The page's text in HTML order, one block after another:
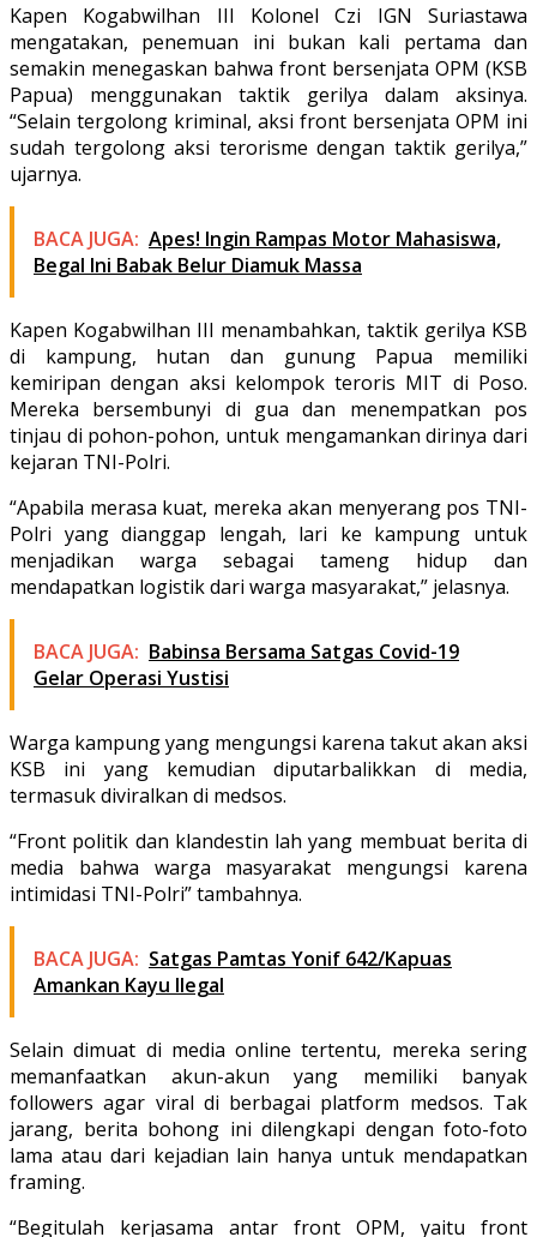
Kapen Kogabwilhan III Kolonel Czi IGN Suriastawa
mengatakan, penemuan ini bukan kali pertama dan
semakin menegaskan bahwa front bersenjata OPM (KSB
Papua) menggunakan taktik gerilya dalam aksinya.
“Selain tergolong kriminal, aksi front bersenjata OPM ini
sudah tergolong aksi terorisme dengan taktik gerilya,”
ujarnya.
BACA JUGA: Apes! Ingin Rampas Motor Mahasiswa,
Begal Ini Babak Belur Diamuk Massa
Kapen Kogabwilhan III menambahkan, taktik gerilya KSB
di kampung, hutan dan gunung Papua memiliki
kemiripan dengan aksi kelompok teroris MIT di Poso.
Mereka bersembunyi di gua dan menempatkan pos
tinjau di pohon-pohon, untuk mengamankan dirinya dari
kejaran TNI-Polri.
“Apabila merasa kuat, mereka akan menyerang pos TNI-
Polri yang dianggap lengah, lari ke kampung untuk
menjadikan warga sebagai tameng hidup dan
mendapatkan logistik dari warga masyarakat,” jelasnya.
BACA JUGA: Babinsa Bersama Satgas Covid-19
Gelar Operasi Yustisi
Warga kampung yang mengungsi karena takut akan aksi
KSB ini yang kemudian diputarbalikkan di media,
termasuk diviralkan di medsos.
“Front politik dan klandestin lah yang membuat berita di
media bahwa warga masyarakat mengungsi karena
intimidasi TNI-Polri” tambahnya.
BACA JUGA: Satgas Pamtas Yonif 642/Kapuas
Amankan Kayu Ilegal
Selain dimuat di media online tertentu, mereka sering
memanfaatkan akun-akun yang memiliki banyak
followers agar viral di berbagai platform medsos. Tak
jarang, berita bohong ini dilengkapi dengan foto-foto
lama atau dari kejadian lain hanya untuk mendapatkan
framing.
“Begitulah kerjasama antar front OPM, yaitu front